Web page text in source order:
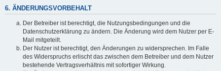
6. ÄNDERUNGSVORBEHALT
Der Betreiber ist berechtigt, die Nutzungsbedingungen und die
Datenschutzerklärung zu ändern. Die Änderung wird dem Nutzer per E-
Mail mitgeteilt.
Der Nutzer ist berechtigt, den Änderungen zu widersprechen. Im Falle
des Widerspruchs erlischt das zwischen dem Betreiber und dem Nutzer
bestehende Vertragsverhältnis mit sofortiger Wirkung.